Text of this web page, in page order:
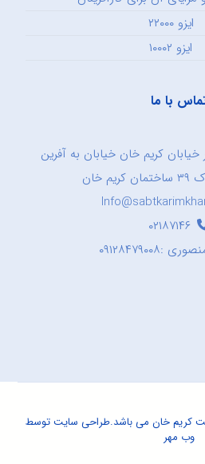
ایزو ۲۲۰۰۰
ایزو ۱۰۰۰۲
با ما
کریم خان خیابان به آفرین
۰۲۱۸۷۱۴۶
:۰۹۱۲۸۴۷۹۰۰۸
طراحی سایتتوسط
وب مهر